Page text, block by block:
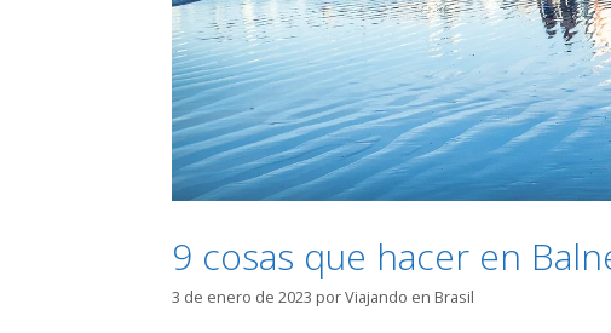
9 cosas que hacer en
3 de enero de 2023 porViajando en Brasil